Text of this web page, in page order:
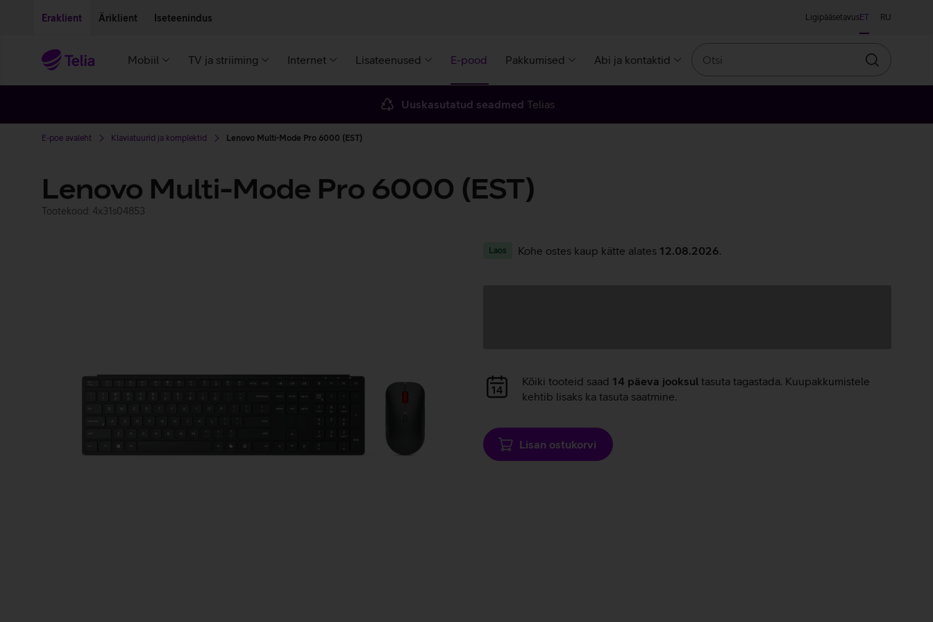
Eraklient Äriklient Iseteenindus LigipääsetavusET RU
Mobiil TV ja striiming Internet Lisateenused E-pood Pakkumised Abi ja kontaktid
Otsin
Uuskasutatud seadmed Telias
E-poe avaleht Klaviatuurid ja komplektid Lenovo Multi-Mode Pro 6000 (EST)
Lenovo Multi-Mode Pro 6000 (EST)
Tootekood: 4x31s04853
Laos Kohe ostes kaup kätte alates 12.08.2026
Andmete
laadimine
Kõiki tooteid saad 14 päeva jooksul tasuta tagastada. Kuupakkumistele
kehtib lisaks ka tasuta saatmine.
Lisan ostukorvi